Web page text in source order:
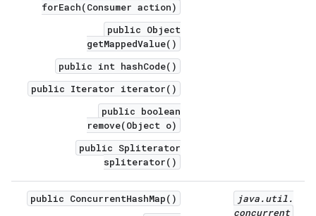
forEach(Consumer action)
public Object
getMappedValue()
public int hashCode()
public Iterator iterator()
public boolean
remove(Object o)
public Spliterator
spliterator()
java.util.
concurrent
public ConcurrentHashMap()